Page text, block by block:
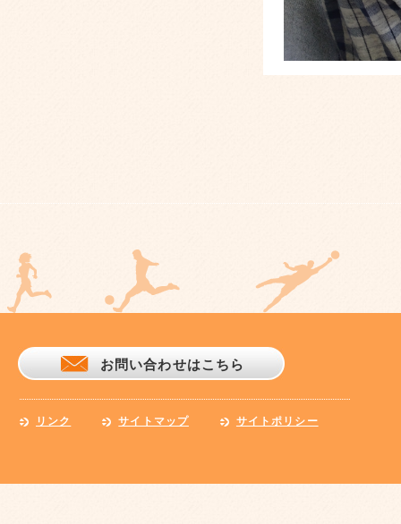
お問い合わせはこちら
リンク サイトマップ サイトポリシー